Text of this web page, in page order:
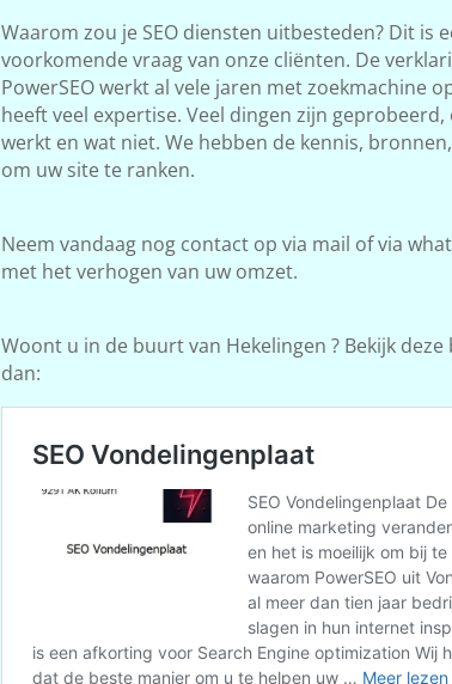
Waarom zou je SEO diensten uitbesteden? Dit is
voorkomende vraag van onze cliënten. De
PowerSEO werkt al vele jaren met zoekmachine
heeft veel expertise. Veel dingen zijn geprobeerd,
werkt en wat niet. We hebben de kennis,
om uw site te ranken.
Neem vandaag nog contact op via mail of via
met het verhogen van uw omzet.
Woont u in de buurt van Hekelingen ? Bekijk deze
dan: